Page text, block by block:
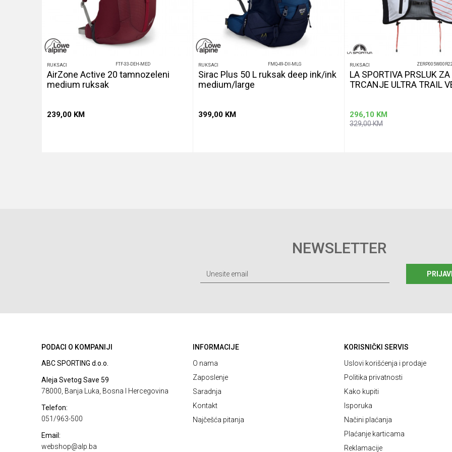
RUKSACI FTF-33-DEH-MED
AirZone Active 20 tamnozeleni
medium ruksak
239,00 KM
RUKSACI FMQ-49-DII-MLG
Sirac Plus 50 L ruksak deep ink/ink
medium/large
399,00 KM
RUKSACI
LA SPORTIVA PRSLUK ZA
TRCANJE ULTRA TRAIL
296,10 KM
329,00KM
NEWSLETTER
PODACI O KOMPANIJI
ABC SPORTING d.o.o.
Aleja Svetog Save 59
78000, Banja Luka, Bosna I Hercegovina
Telefon:
051/963-500
Email:
webshop@alp.ba
INFORMACIJE
O nama
Zaposlenje
Saradnja
Kontakt
Najčešća pitanja
KORISNIČKI SERVIS
Uslovi korišćenja i prodaje
Politika privatnosti
Kako kupiti
Isporuka
Načini plaćanja
Plaćanje karticama
Reklamacije